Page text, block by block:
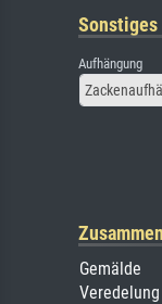
Sonstiges
Aufhängung
Gemälde
Veredelung